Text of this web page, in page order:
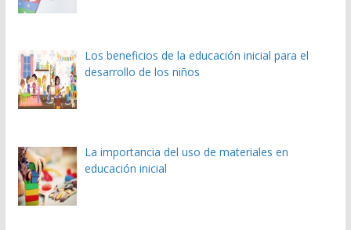
Los beneficios de la educación inicial para el
desarrollo de los niños
La importancia del uso de materiales en
educación inicial